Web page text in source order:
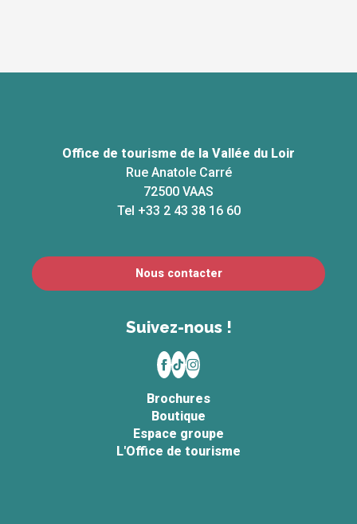
Office de tourisme de la Vallée du Loir
Rue Anatole Carré
72500 VAAS
Tel +33 2 43 38 16 60
Nous contacter
Suivez-nous !
Brochures
Boutique
Espace groupe
L'Office de tourisme